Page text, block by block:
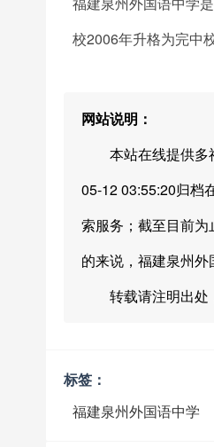
校2006年升格为完中
网站说明：
本站在线提供多福
05-12 03:55:20归档
索服务；截至目前为
的来说，福建泉州外
转载请注明出处
标签：
福建泉州外国语中学